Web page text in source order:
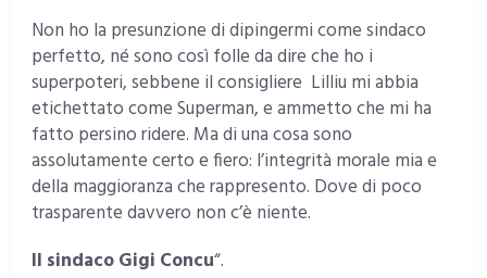
Non ho la presunzione di dipingermi come sindaco
perfetto, né sono così folle da dire che ho i
superpoteri, sebbene il consigliere Lilliu mi abbia
etichettato come Superman, e ammetto che mi ha
fatto persino ridere. Ma di una cosa sono
assolutamente certo e fiero: l’integrità morale mia e
della maggioranza che rappresento. Dove di poco
trasparente davvero non c’è niente.
Il sindaco Gigi Concu“.